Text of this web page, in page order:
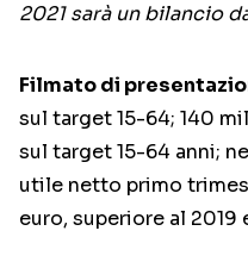
2021 sarà un bilancio
Filmato di
sul target 15-64; 140
sul target 15-64 anni;
utile netto primo
euro, superiore al 2019